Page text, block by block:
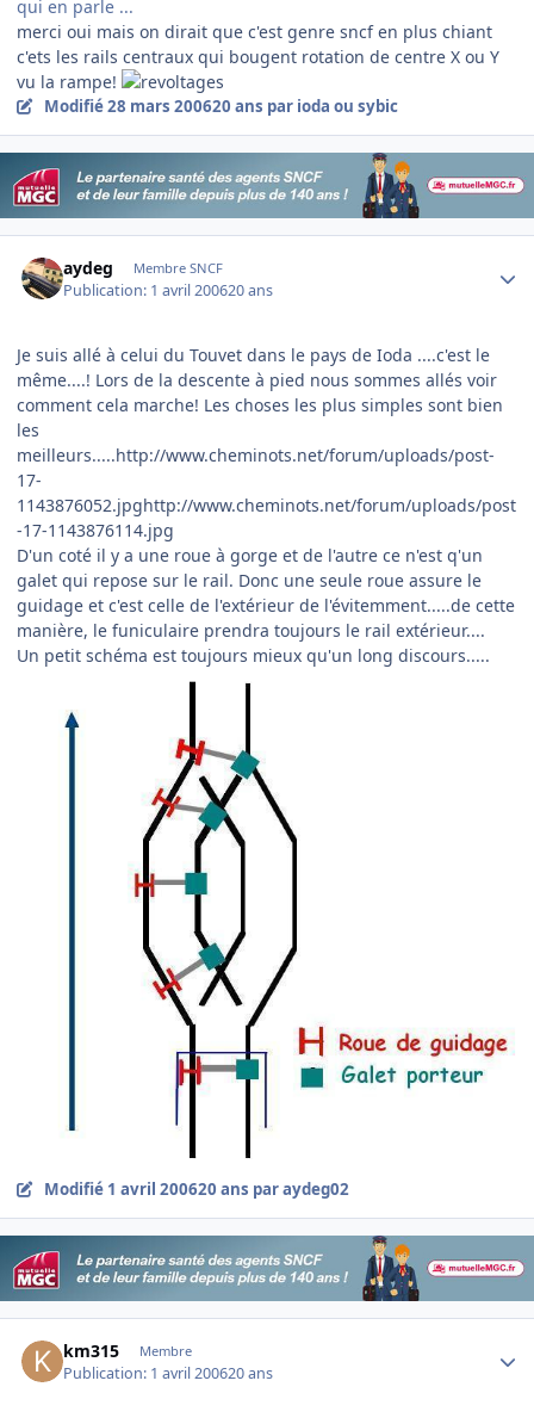
qui en parle ...
merci oui mais on dirait que c'est genre sncf en plus chiant
c'ets les rails centraux qui bougent rotation de centre X ou Y
vu la rampe!
Modifié28 mars 200620 ans par ioda ou sybic
aydeg Membre SNCF
Publication: 1 avril 200620 ans
Je suis allé à celui du Touvet dans le pays de Ioda ....c'est le
même....! Lors de la descente à pied nous sommes allés voir
comment cela marche! Les choses les plus simples sont bien
les
meilleurs.....http://www.cheminots.net/forum/uploads/post-
17-
1143876052.jpghttp://www.cheminots.net/forum/uploads/post
-17-1143876114.jpg
D'un coté il y a une roue à gorge et de l'autre ce n'est q'un
galet qui repose sur le rail. Donc une seule roue assure le
guidage et c'est celle de l'extérieur de l'évitemment.....de cette
manière, le funiculaire prendra toujours le rail extérieur....
Un petit schéma est toujours mieux qu'un long discours.....
Modifié 1 avril 200620 ans par aydeg02
km315 Membre
Publication: 1 avril 200620 ans